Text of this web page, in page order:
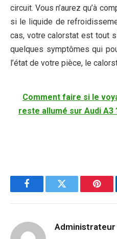
circuit. Vous n’aurez qu’à
si le liquide de
cas, votre calorstat est tout
quelques symptômes qui
l’état de votre pièce, le
Comment faire si le
reste allumé sur Audi A3
FacebookTwitter
Administrateur